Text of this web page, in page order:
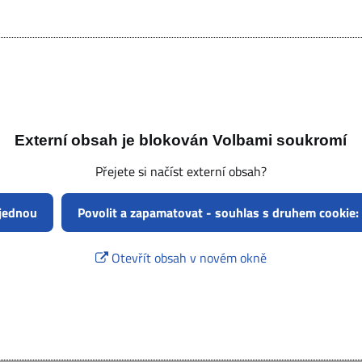
Externí obsah je blokován Volbami soukromí
Přejete si načíst externí obsah?
Povolit a zapamatovat - souhlas s druhem
Otevřít obsah v novém okně